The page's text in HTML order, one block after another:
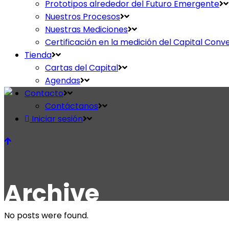
Prototipos alrededor del Futuro Emergente
Nuestros Procesos
Nuestras Mediciones
Certificación en la medición del Capital
Tienda
Cartas del Capital
Agendas
Contacto
Contáctanos
Iniciar sesión
Archive
No posts were found.